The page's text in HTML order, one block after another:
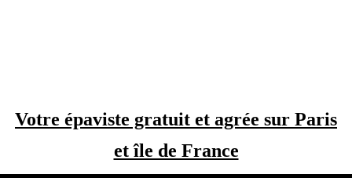
Votre épaviste gratuit et agrée sur Paris
et île de France